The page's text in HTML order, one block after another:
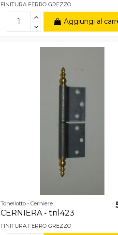
FINITURA FERRO GREZZO
Aggiungi al
Tonellotto - Cerniere
CERNIERA - tnl423
FINITURA FERRO GREZZO